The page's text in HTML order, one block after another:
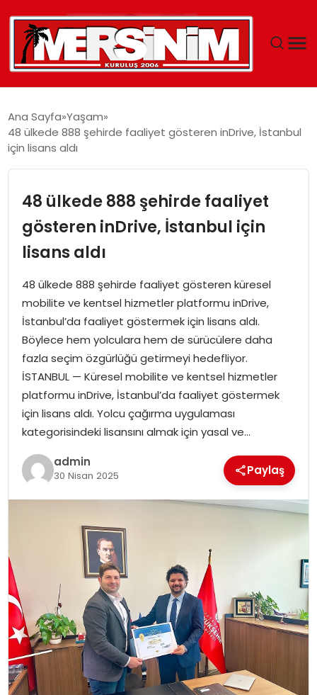
YAŞAM
EĞITIM
SPOR
EKONOMI
MAGAZIN
DÜNYA
OTOMOBIL
Ana Sayfa Yaşam
48 ülkede 888 şehirde faaliyet gösteren inDrive, İstanbul
için lisans aldı
48 ülkede 888 şehirde faaliyet
gösteren inDrive, İstanbul için
lisans aldı
48 ülkede 888 şehirde faaliyet gösteren küresel
mobilite ve kentsel hizmetler platformu inDrive,
İstanbul’da faaliyet göstermek için lisans aldı.
Böylece hem yolculara hem de sürücülere daha
fazla seçim özgürlüğü getirmeyi hedefliyor.
İSTANBUL — Küresel mobilite ve kentsel hizmetler
platformu inDrive, İstanbul’da faaliyet göstermek
için lisans aldı. Yolcu çağırma uygulaması
kategorisindeki lisansını almak için yasal ve…
admin
30 Nisan 2025 Paylaş